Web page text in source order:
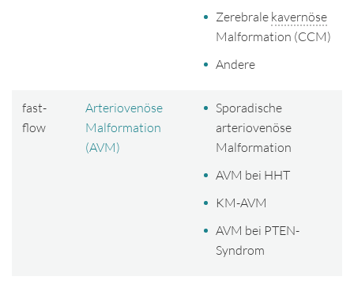
Zerebrale kavernöse
Malformation (CCM)
Andere
fast-
flow
Arteriovenöse
Malformation
(AVM)
Sporadische
arteriovenöse
Malformation
AVM bei HHT
KM-AVM
AVM bei PTEN-
Syndrom